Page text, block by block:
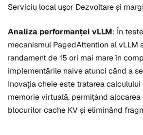
Serviciu local ușor Dezvoltare și
Analiza performanței vLLM: În
mecanismul PagedAttention al vLLM
randament de 15 ori mai mare în
implementările naive atunci când a
Inovația cheie este tratarea
memorie virtuală, permițând
blocurilor cache KV și eliminând